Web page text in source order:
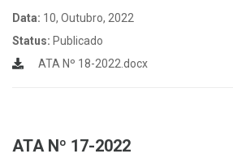
Data: 10, Outubro, 2022
Status: Publicado
ATA Nº 18-2022.docx
ATA Nº 17-2022